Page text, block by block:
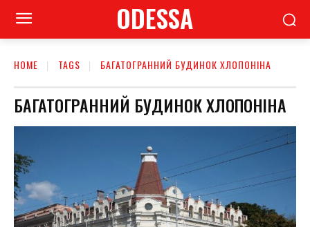
ODESSA
HOME TAGS БАГАТОГРАННИЙ БУДИНОК ХЛОПОНІНА
БАГАТОГРАННИЙ БУДИНОК ХЛОПОНІНА